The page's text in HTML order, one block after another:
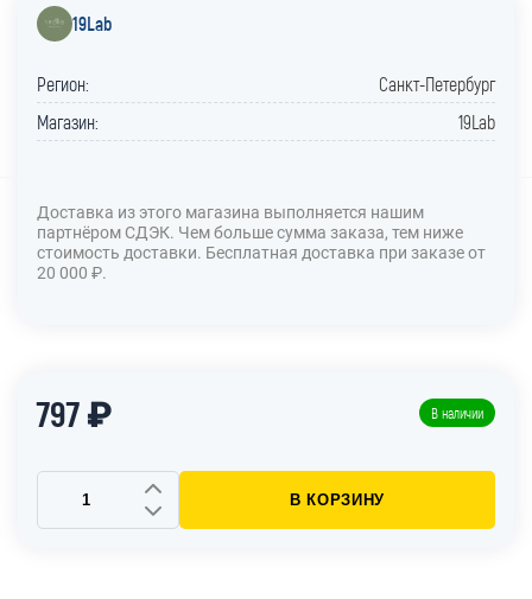
19Lab
Регион:
Санкт-Петербург
Магазин:
19Lab
Доставка из этого магазина выполняется нашим
партнёром СДЭК. Чем больше сумма заказа, тем ниже
стоимость доставки. Бесплатная доставка при заказе от
20 000 ₽.
797 ₽ В наличии
В КОРЗИНУ